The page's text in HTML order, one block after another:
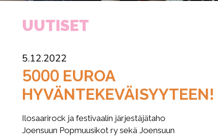
UUTISET
5.12.2022
5000 EUROA
HYVÄNTEKEVÄISYYTEEN!
Ilosaarirock ja festivaalin järjestäjätaho
Joensuun Popmuusikot ry sekä Joensuun